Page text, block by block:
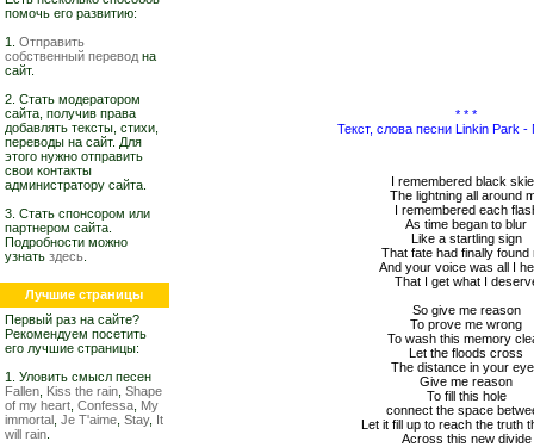
помочь его развитию:
1. Отправить
собственный перевод на
сайт.
2. Стать модератором
сайта, получив права
добавлять тексты, стихи,
переводы на сайт. Для
этого нужно отправить
свои контакты
администратору сайта.
3. Стать спонсором или
партнером сайта.
Подробности можно
узнать здесь
Лучшие страницы
Первый раз на сайте?
Рекомендуем посетить
его лучшие страницы:
1. Уловить смысл песен
Fallen Kiss the rain Shape
of my heart Confessa My
immortal Je T'aime Stay, It
will rain
* * *
Текст, слова песни Linkin Park -
I remembered black
The lightning all around
I remembered each
As time began to blur
Like a startling sign
That fate had finally found
And your voice was all I
That I get what I
So give me reason
To prove me wrong
To wash this memory
Let the floods cross
The distance in your
Give me reason
To fill this hole
сonnect the space
Let it fill up to reach the truth
Across this new divide